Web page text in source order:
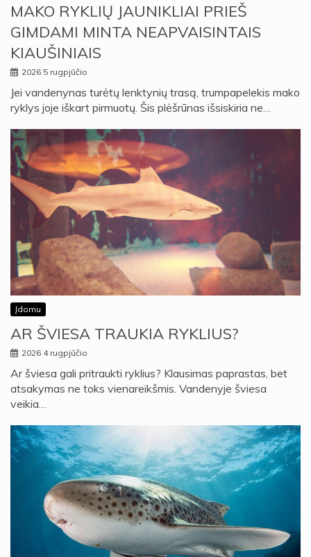
MAKO RYKLIŲ JAUNIKLIAI PRIEŠ
GIMDAMI MINTA NEAPVAISINTAIS
KIAUŠINIAIS
2026 5 rugpjūčio
Jei vandenynas turėtų lenktynių trasą, trumpapelekis mako
ryklys joje iškart pirmuotų. Šis plėšrūnas išsiskiria ne…
Įdomu
AR ŠVIESA TRAUKIA RYKLIUS?
2026 4 rugpjūčio
Ar šviesa gali pritraukti ryklius? Klausimas paprastas, bet
atsakymas ne toks vienareikšmis. Vandenyje šviesa
veikia…